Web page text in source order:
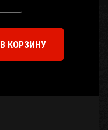
В КОРЗИНУ